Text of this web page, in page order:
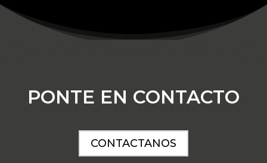
PONTE EN CONTACTO
CONTACTANOS